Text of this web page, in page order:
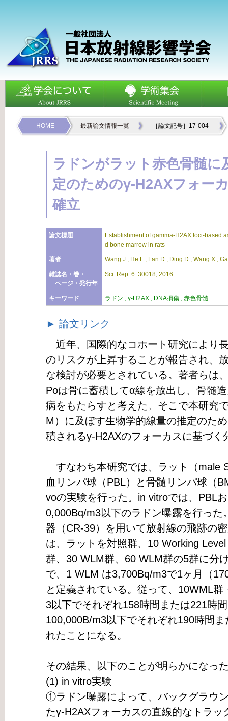
HOME 最新論文情報一覧 ［論文記号］17-004
ラドンがラット赤色骨髄に
定のためのγ-H2AXフォー
確立
論文標題
Establishment of gamma-H2AX foci-based
d bone marrow in rats
著者 Wang J., He L., Fan D., Ding D., Wang X.,
雑誌名・巻・
ページ・発行年
Sci. Rep. 6: 30018, 2016
キーワード ラドン , γ-H2AX , DNA損傷 , 赤色骨髄
► 論文リンク
近年、国際的なコホート研究により
のリスクが上昇することが報告され、
な検討が必要とされている。著者らは
Poは骨に蓄積してα線を放出し、骨髄
病をもたらすと考えた。そこで本研究
M）に及ぼす生物学的線量の推定のた
積されるγ-H2AXのフォーカスに基づく
すなわち本研究では、ラット（male
血リンパ球（PBL）と骨髄リンパ球（
voの実験を行った。in vitroでは、PBL
0,000Bq/m3以下のラドン曝露を行った
器（CR-39）を用いて放射線の飛跡の
は、ラットを対照群、10 Working
群、30 WLM群、60 WLM群の5群に分
で、1 WLM は3,700Bq/m3で1ヶ月（
と定義されている。従って、10WML
3以下でそれぞれ158時間または221時
100,000B/m3以下でそれぞれ190時間
れたことになる。
その結果、以下のことが明らかになっ
(1) in vitro実験
①ラドン曝露によって、バックグラウ
たγ-H2AXフォーカスの直線的なトラ